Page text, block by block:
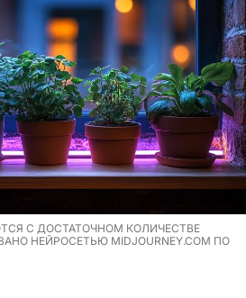
С ДОСТАТОЧНОМ КОЛИЧЕСТВЕ
НЕЙРОСЕТЬЮ MIDJOURNEY.COM ПО